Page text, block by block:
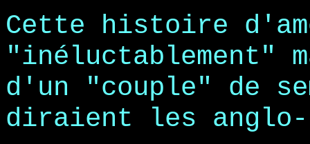
Cette histoire
"inéluctablement"
d'un "couple" de
diraient les anglo-